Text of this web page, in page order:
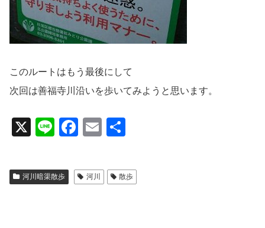
このルートはもう最後にして
次回は善福寺川沿いを歩いてみようと思います。
X
Li
e
F
c
e
E
ail
河川暗渠散歩 河川 散歩